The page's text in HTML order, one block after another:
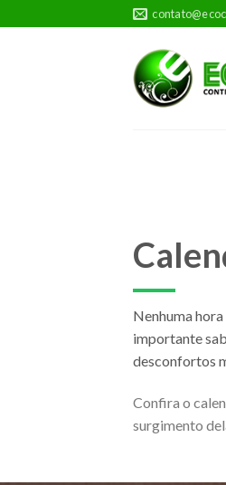
to
Nenhuma
importante
desconfortos
Confira o
surgimento